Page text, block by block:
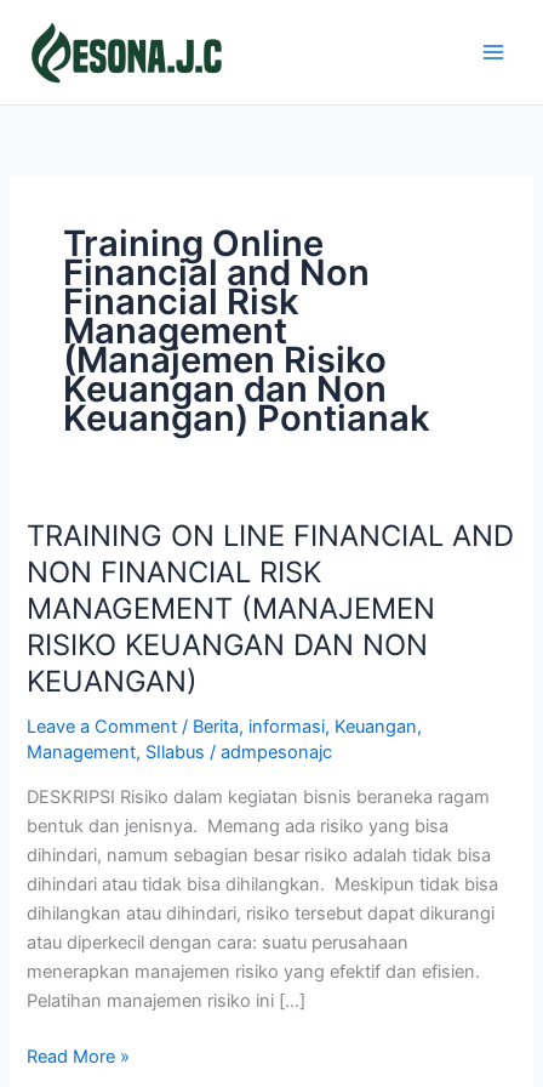
content
Training Online
Financial and Non
Financial Risk
Management
(Manajemen Risiko
Keuangan dan Non
Keuangan) Pontianak
TRAINING ON LINE FINANCIAL AND
NON FINANCIAL RISK
MANAGEMENT (MANAJEMEN
RISIKO KEUANGAN DAN NON
KEUANGAN)
Leave a Comment / Berita, informasi, Keuangan,
Management, SIlabus /admpesonajc
DESKRIPSI Risiko dalam kegiatan bisnis beraneka ragam
bentuk dan jenisnya. Memang ada risiko yang bisa
dihindari, namum sebagian besar risiko adalah tidak bisa
dihindari atau tidak bisa dihilangkan. Meskipun tidak bisa
dihilangkan atau dihindari, risiko tersebut dapat dikurangi
atau diperkecil dengan cara: suatu perusahaan
menerapkan manajemen risiko yang efektif dan efisien.
Pelatihan manajemen risiko ini […]
TRAINING
ON
LINE
FINANCIAL
AND
NON
RISK
MANAGEMENT
(MANAJEMEN
RISIKO KEUANGAN
DAN
NON
KEUANGAN)
Read More »